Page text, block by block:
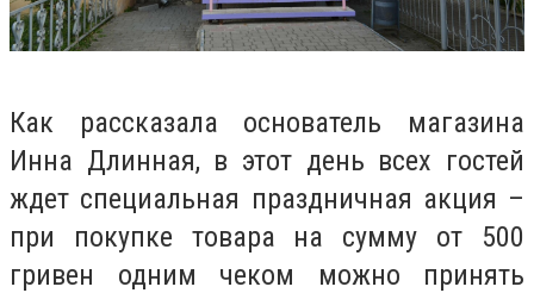
Как рассказала основатель магазина
Инна Длинная, в этот день всех гостей
ждет специальная праздничная акция –
при покупке товара на сумму от 500
гривен одним чеком можно принять